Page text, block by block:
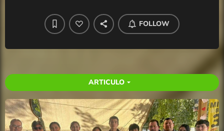
FOLLOW
ARTICULO arrow_drop_down